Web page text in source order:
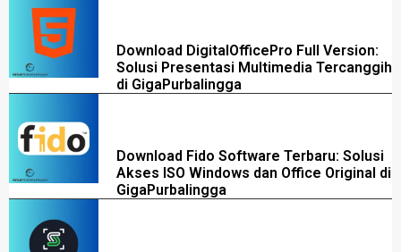
Download DigitalOfficePro Full Version:
Solusi Presentasi Multimedia Tercanggih
di GigaPurbalingga
Download Fido Software Terbaru: Solusi
Akses ISO Windows dan Office Original di
GigaPurbalingga